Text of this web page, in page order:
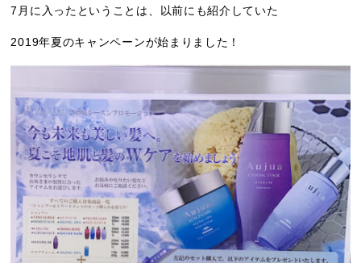
7月に入ったということは、以前にも紹介していた
2019年夏のキャンペーンが始まりました！